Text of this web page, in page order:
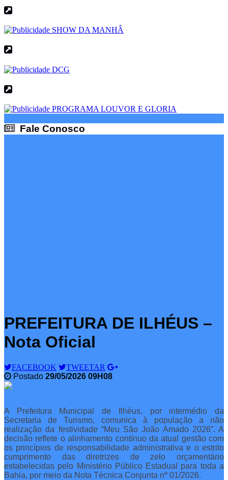
Fale Conosco
PREFEITURA DE ILHÉUS –
Nota Oficial
FACEBOOK
TWEETAR
Postado 29/05/2026 09H08
A Prefeitura Municipal de Ilhéus, por intermédio da
Secretaria de Turismo, comunica à população a não
realização da festividade “Meu São João Amado 2026”. A
decisão reflete o alinhamento contínuo da atual gestão com
os princípios de responsabilidade administrativa e o estrito
cumprimento das diretrizes de zelo orçamentário
estabelecidas pelo Ministério Público Estadual para toda a
Bahia, por meio da Nota Técnica Conjunta nº 01/2026.